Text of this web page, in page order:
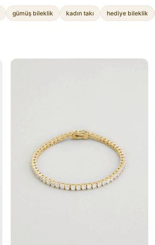
gümüş bileklik kadın takı hediye bileklik